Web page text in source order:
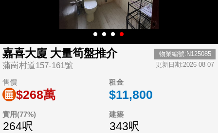
嘉喜大廈 大量筍盤推介
蒲崗村道157-161號
物業編號:N125085
更新日期:2026-08-07
售價
$268萬
租金
$11,800
實用(77%)
264呎
建築
343呎